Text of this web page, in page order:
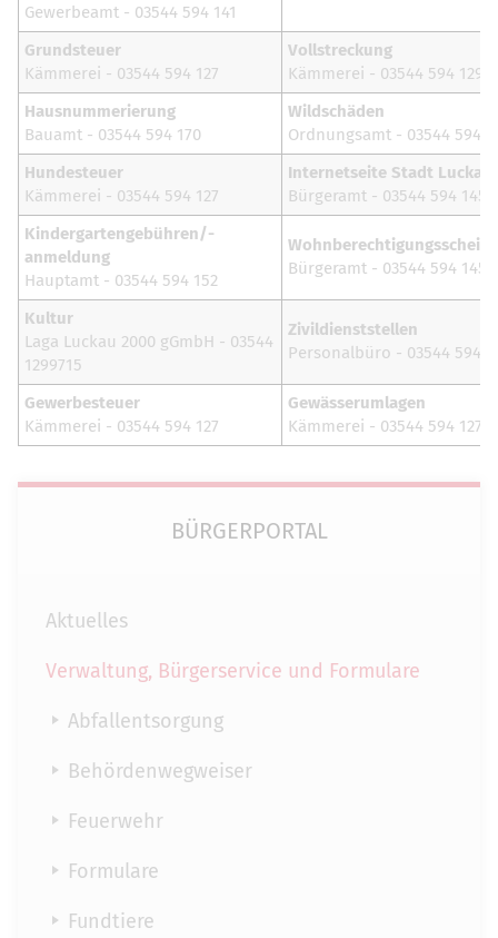
Gewerbeamt - 03544 594 141
Grundsteuer
Kämmerei - 03544 594 127
Vollstreckung
Kämmerei - 03544 594 129
Hausnummerierung
Bauamt - 03544 594 170
Wildschäden
Ordnungsamt - 03544 594
Hundesteuer
Kämmerei - 03544 594 127
Internetseite Stadt Luckau
Bürgeramt - 03544 594 145
Kindergartengebühren/-
anmeldung
Hauptamt - 03544 594 152
Wohnberechtigungsscheine
Bürgeramt - 03544 594 145
Kultur
Laga Luckau 2000 gGmbH - 03544
1299715
Zivildienststellen
Personalbüro - 03544 594
Gewerbesteuer
Kämmerei - 03544 594 127
Gewässerumlagen
Kämmerei - 03544 594 127
BÜRGERPORTAL
Aktuelles
Verwaltung, Bürgerservice und Formulare
Abfallentsorgung
Behördenwegweiser
Feuerwehr
Formulare
Fundtiere